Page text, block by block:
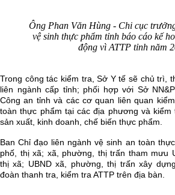
Ông Phan Văn Hùng - Chi cục
vệ sinh thực phẩm tỉnh báo cáo kế
động vì ATTP tỉnh năm
Trong công tác kiểm tra, Sở Y tế sẽ chủ trì,
liên ngành cấp tỉnh; phối hợp với Sở
Công an tỉnh và các cơ quan liên quan
toàn thực phẩm tại các địa phương và
sản xuất, kinh doanh, chế biến thực phẩm.
Ban Chỉ đạo liên ngành vệ sinh an toàn
phố, thị xã; xã, phường, thị trấn tham mưu
thị xã; UBND xã, phường, thị trấn xây
đoàn thanh tra, kiểm tra ATTP trên địa bàn.